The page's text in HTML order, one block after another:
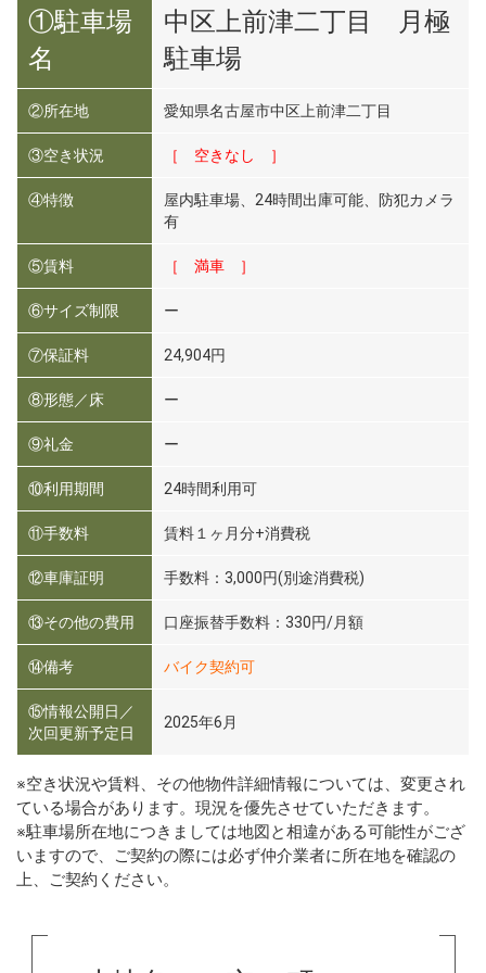
①駐車場
名
中区上前津二丁目 月極
駐車場
②所在地 愛知県名古屋市中区上前津二丁目
③空き状況 ［ 空きなし ］
④特徴
屋内駐車場、24時間出庫可能、防犯カメラ
有
⑤賃料 ［ 満車 ］
⑥サイズ制限 ー
⑦保証料 24,904円
⑧形態／床 ー
⑨礼金 ー
⑩利用期間 24時間利用可
⑪手数料 賃料１ヶ月分+消費税
⑫車庫証明 手数料：3,000円(別途消費税)
⑬その他の費用 口座振替手数料：330円/月額
⑭備考 バイク契約可
⑮情報公開日／
次回更新予定日
2025年6月
※空き状況や賃料、その他物件詳細情報については、変更され
ている場合があります。現況を優先させていただきます。
※駐車場所在地につきましては地図と相違がある可能性がござ
いますので、ご契約の際には必ず仲介業者に所在地を確認の
上、ご契約ください。